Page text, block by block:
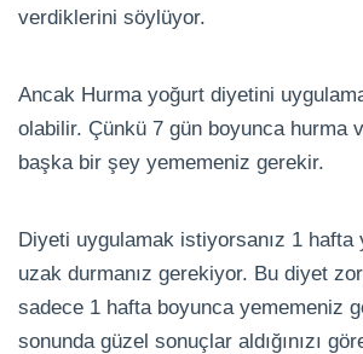
verdiklerini söylüyor.
Ancak Hurma yoğurt diyetini
olabilir. Çünkü 7 gün boyunca hurma
başka bir şey yememeniz gerekir.
Diyeti uygulamak istiyorsanız 1 hafta
uzak durmanız gerekiyor. Bu diyet
sadece 1 hafta boyunca yememeniz
sonunda güzel sonuçlar aldığınızı